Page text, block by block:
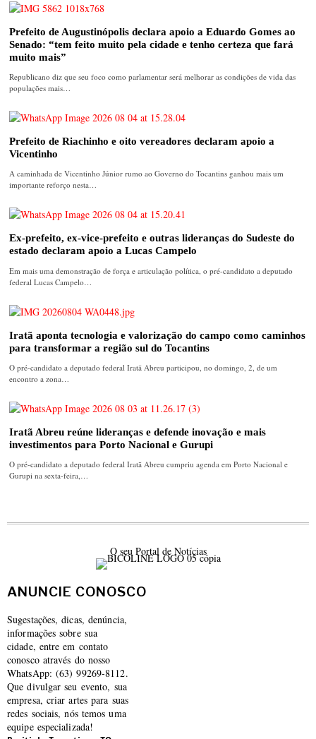
Prefeito de Augustinópolis declara apoio a Eduardo Gomes ao
Senado: “tem feito muito pela cidade e tenho certeza que fará
muito mais”
Republicano diz que seu foco como parlamentar será melhorar as condições de vida das
populações mais…
Prefeito de Riachinho e oito vereadores declaram apoio a
Vicentinho
A caminhada de Vicentinho Júnior rumo ao Governo do Tocantins ganhou mais um
importante reforço nesta…
Ex-prefeito, ex-vice-prefeito e outras lideranças do Sudeste do
estado declaram apoio a Lucas Campelo
Em mais uma demonstração de força e articulação política, o pré-candidato a deputado
federal Lucas Campelo…
Iratã aponta tecnologia e valorização do campo como caminhos
para transformar a região sul do Tocantins
O pré-candidato a deputado federal Iratã Abreu participou, no domingo, 2, de um
encontro a zona…
Iratã Abreu reúne lideranças e defende inovação e mais
investimentos para Porto Nacional e Gurupi
O pré-candidato a deputado federal Iratã Abreu cumpriu agenda em Porto Nacional e
Gurupi na sexta-feira,…
O seu Portal de Notícias
ANUNCIE CONOSCO
Sugestações, dicas, denúncia,
informações sobre sua
cidade, entre em contato
conosco através do nosso
WhatsApp: (63) 99269-8112.
Que divulgar seu evento, sua
empresa, criar artes para suas
redes sociais, nós temos uma
equipe especializada!